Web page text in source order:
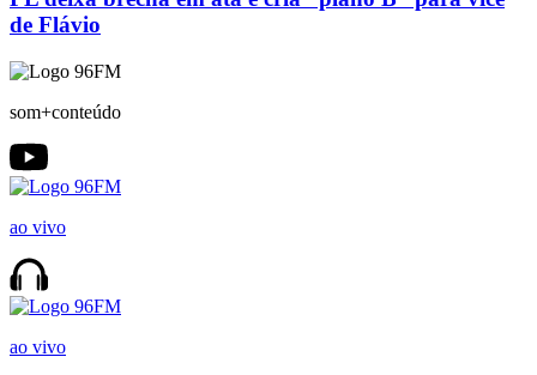
de Flávio
som+conteúdo
ao vivo
ao vivo